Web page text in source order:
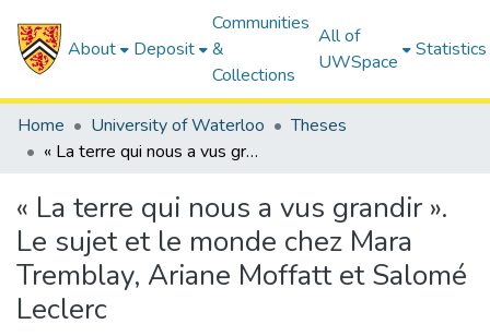
About Deposit
Communities
&
Collections
All of
UWSpace
Statistics
Home University of Waterloo
Theses
« La terre qui nous a vus grandir ». Le sujet et le monde chez Mara Tremblay, Ariane Moffatt et Salomé Leclerc
« La terre qui nous a vus grandir ».
Le sujet et le monde chez Mara
Tremblay, Ariane Moffatt et Salomé
Leclerc